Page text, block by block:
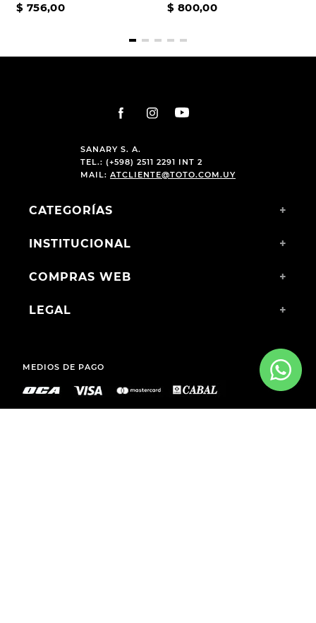
$ 756,00 $ 800,00
SANARY S. A.
MAIL:
CATEGORÍAS +
INSTITUCIONAL +
COMPRAS WEB +
MEDIOS DE PAGO